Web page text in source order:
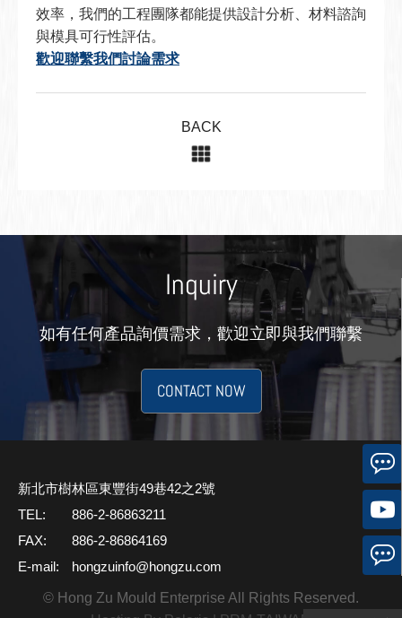
效率，我們的工程團隊都能提供設計分析、材料諮詢
與模具可行性評估。
歡迎聯繫我們討論需求
BACK
Inquiry
如有任何產品詢價需求，歡迎立即與我們聯繫
CONTACT NOW
新北市樹林區東豐街49巷42之2號
TEL:
886-2-86863211
FAX:
886-2-86864169
E-mail:
hongzuinfo@hongzu.com
© Hong Zu Mould Enterprise All Rights Reserved.